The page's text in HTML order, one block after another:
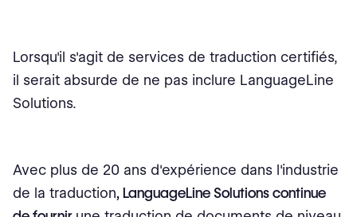
Lorsqu'il s'agit de services de traduction certifiés,
il serait absurde de ne pas inclure LanguageLine
Solutions.
Avec plus de 20 ans d'expérience dans l'industrie
de la traduction, LanguageLine Solutions continue